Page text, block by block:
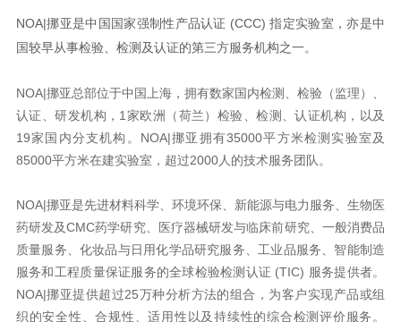
NOA|挪亚是中国国家强制性产品认证 (CCC) 指定实验室，亦是中
国较早从事检验、检测及认证的第三方服务机构之一。
NOA|挪亚总部位于中国上海，拥有数家国内检测、检验（监理）、
认证、研发机构，1家欧洲（荷兰）检验、检测、认证机构，以及
19家国内分支机构。NOA|挪亚拥有35000平方米检测实验室及
85000平方米在建实验室，超过2000人的技术服务团队。
NOA|挪亚是先进材料科学、环境环保、新能源与电力服务、生物医
药研发及CMC药学研究、医疗器械研发与临床前研究、一般消费品
质量服务、化妆品与日用化学品研究服务、工业品服务、智能制造
服务和工程质量保证服务的全球检验检测认证 (TIC) 服务提供者。
NOA|挪亚提供超过25万种分析方法的组合，为客户实现产品或组
织的安全性、合规性、适用性以及持续性的综合检测评价服务。